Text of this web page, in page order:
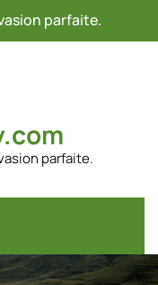
parfaite.
parfaite.